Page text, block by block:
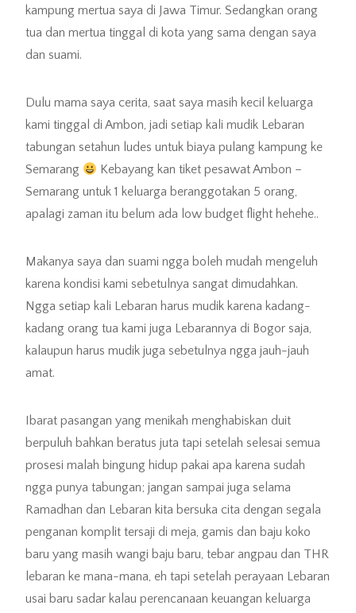
kampung mertua saya di Jawa Timur. Sedangkan orang
tua dan mertua tinggal di kota yang sama dengan saya
dan suami.
Dulu mama saya cerita, saat saya masih kecil keluarga
kami tinggal di Ambon, jadi setiap kali mudik Lebaran
tabungan setahun ludes untuk biaya pulang kampung ke
Semarang
Kebayang kan tiket pesawat Ambon –
Semarang untuk 1 keluarga beranggotakan 5 orang,
apalagi zaman itu belum ada low budget flight hehehe..
Makanya saya dan suami ngga boleh mudah mengeluh
karena kondisi kami sebetulnya sangat dimudahkan.
Ngga setiap kali Lebaran harus mudik karena kadang-
kadang orang tua kami juga Lebarannya di Bogor saja,
kalaupun harus mudik juga sebetulnya ngga jauh-jauh
amat.
Ibarat pasangan yang menikah menghabiskan duit
berpuluh bahkan beratus juta tapi setelah selesai semua
prosesi malah bingung hidup pakai apa karena sudah
ngga punya tabungan; jangan sampai juga selama
Ramadhan dan Lebaran kita bersuka cita dengan segala
penganan komplit tersaji di meja, gamis dan baju koko
baru yang masih wangi baju baru, tebar angpau dan THR
lebaran ke mana-mana, eh tapi setelah perayaan Lebaran
usai baru sadar kalau perencanaan keuangan keluarga